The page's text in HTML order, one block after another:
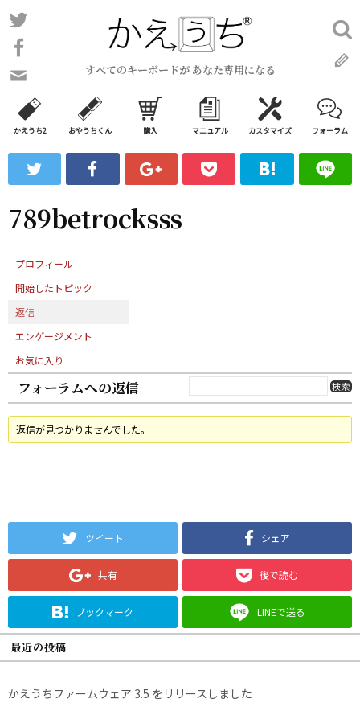
コ
ン
ン
ツ
ス
ッ
プ
すべてのキーボードが あなた専用になる
い
合
わ
フ
ォ
ム
検
索:
かえうち2 おやうちくん 購入 マニュアル カスタマイズ フォーラム
789betrocksss
プロフィール
開始したトピック
返信
エンゲージメント
お気に入り
フォーラムへの返信
返信が見つかりませんでした。
ツイート シェア
共有 後で読む
ブックマーク LINEで送る
最近の投稿
かえうちファームウェア 3.5 をリリースしました